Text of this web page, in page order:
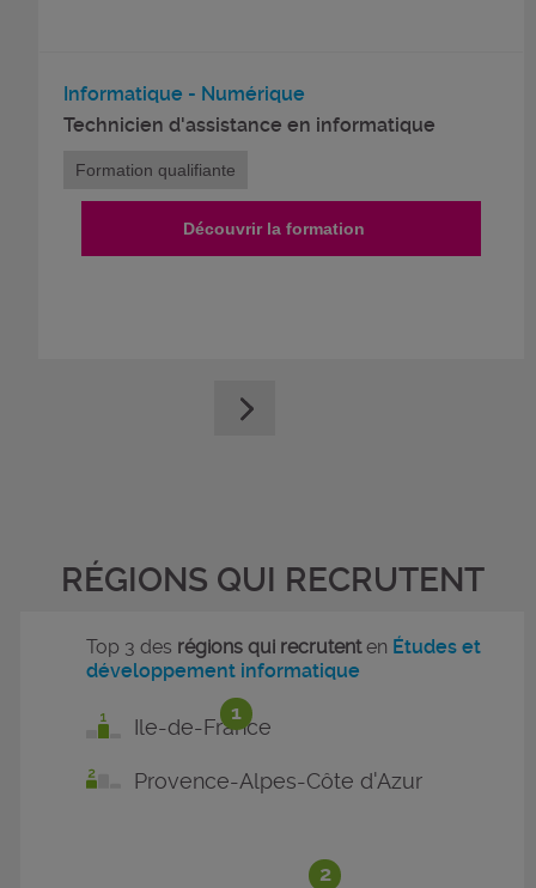
Informatique - Numérique
Technicien d'assistance en informatique
Formation qualifiante
Découvrir la formation
RÉGIONS QUI RECRUTENT
1
2
Top 3 des régions qui recrutenten Études et
développement informatique
Ile-de-France
Provence-Alpes-Côte d'Azur